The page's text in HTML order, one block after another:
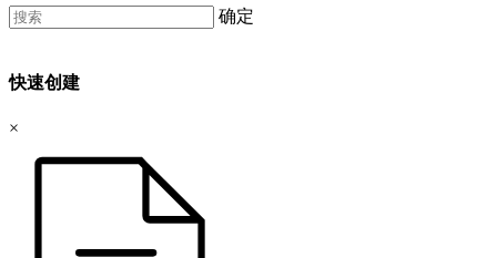
确定
快速创建
×